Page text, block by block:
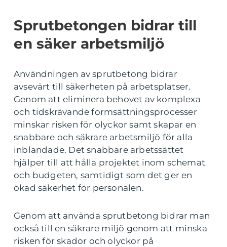
Sprutbetongen bidrar till
en säker arbetsmiljö
Användningen av sprutbetong bidrar
avsevärt till säkerheten på arbetsplatser.
Genom att eliminera behovet av komplexa
och tidskrävande formsättningsprocesser
minskar risken för olyckor samt skapar en
snabbare och säkrare arbetsmiljö för alla
inblandade. Det snabbare arbetssättet
hjälper till att hålla projektet inom schemat
och budgeten, samtidigt som det ger en
ökad säkerhet för personalen.
Genom att använda sprutbetong bidrar man
också till en säkrare miljö genom att minska
risken för skador och olyckor på